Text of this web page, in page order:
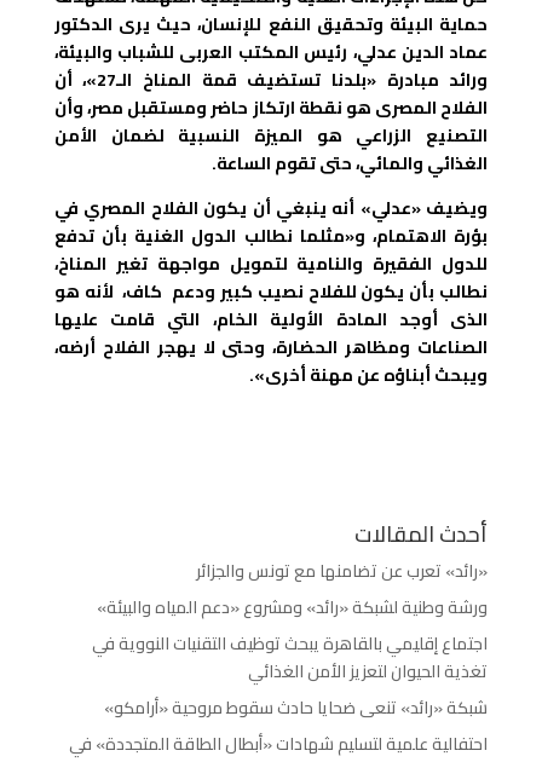
حماية البيئة وتحقيق النفع للإنسان، حيث يرى الدكتور
عماد الدين عدلي، رئيس المكتب العربى للشباب والبيئة،
ورائد مبادرة «بلدنا تستضيف قمة المناخ الـ27»، أن
الفلاح المصرى هو نقطة ارتكاز حاضر ومستقبل مصر، وأن
التصنيع الزراعي هو الميزة النسبية لضمان الأمن
الغذائي والمائي، حتى تقوم الساعة.
ويضيف «عدلي» أنه ينبغي أن يكون الفلاح المصري في
بؤرة الاهتمام، و«مثلما نطالب الدول الغنية بأن تدفع
للدول الفقيرة والنامية لتمويل مواجهة تغير المناخ،
نطالب بأن يكون للفلاح نصيب كبير ودعم كاف، لأنه هو
الذى أوجد المادة الأولية الخام، التي قامت عليها
الصناعات ومظاهر الحضارة، وحتى لا يهجر الفلاح أرضه،
ويبحث أبناؤه عن مهنة أخرى».
أحدث المقالات
«رائد» تعرب عن تضامنها مع تونس والجزائر
ورشة وطنية لشبكة «رائد» ومشروع «دعم المياه والبيئة»
اجتماع إقليمي بالقاهرة يبحث توظيف التقنيات النووية في
تغذية الحيوان لتعزيز الأمن الغذائي
شبكة «رائد» تنعى ضحايا حادث سقوط مروحية «أرامكو»
احتفالية علمية لتسليم شهادات «أبطال الطاقة المتجددة» في